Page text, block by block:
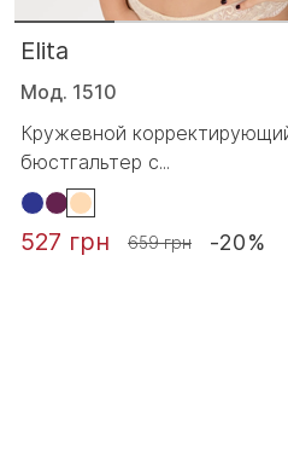
Elita
Мод. 1510
Кружевной
бюстгальтер с...
527 грн 659 грн -20%